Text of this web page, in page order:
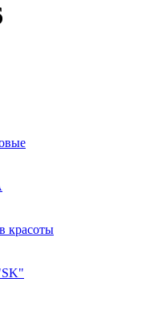
красоты